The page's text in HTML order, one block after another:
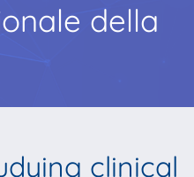
della
clinical